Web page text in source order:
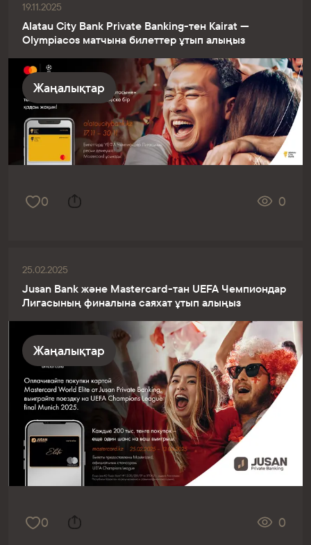
19.11.2025
Alatau City Bank Private Banking-тен Kairat —
Olympiacos матчына билеттер ұтып алыңыз
Жаңалықтар
0 0
25.02.2025
Jusan Bank және Mastercard-тан UEFA Чемпиондар
Лигасының финалына саяхат ұтып алыңыз
Жаңалықтар
0 0